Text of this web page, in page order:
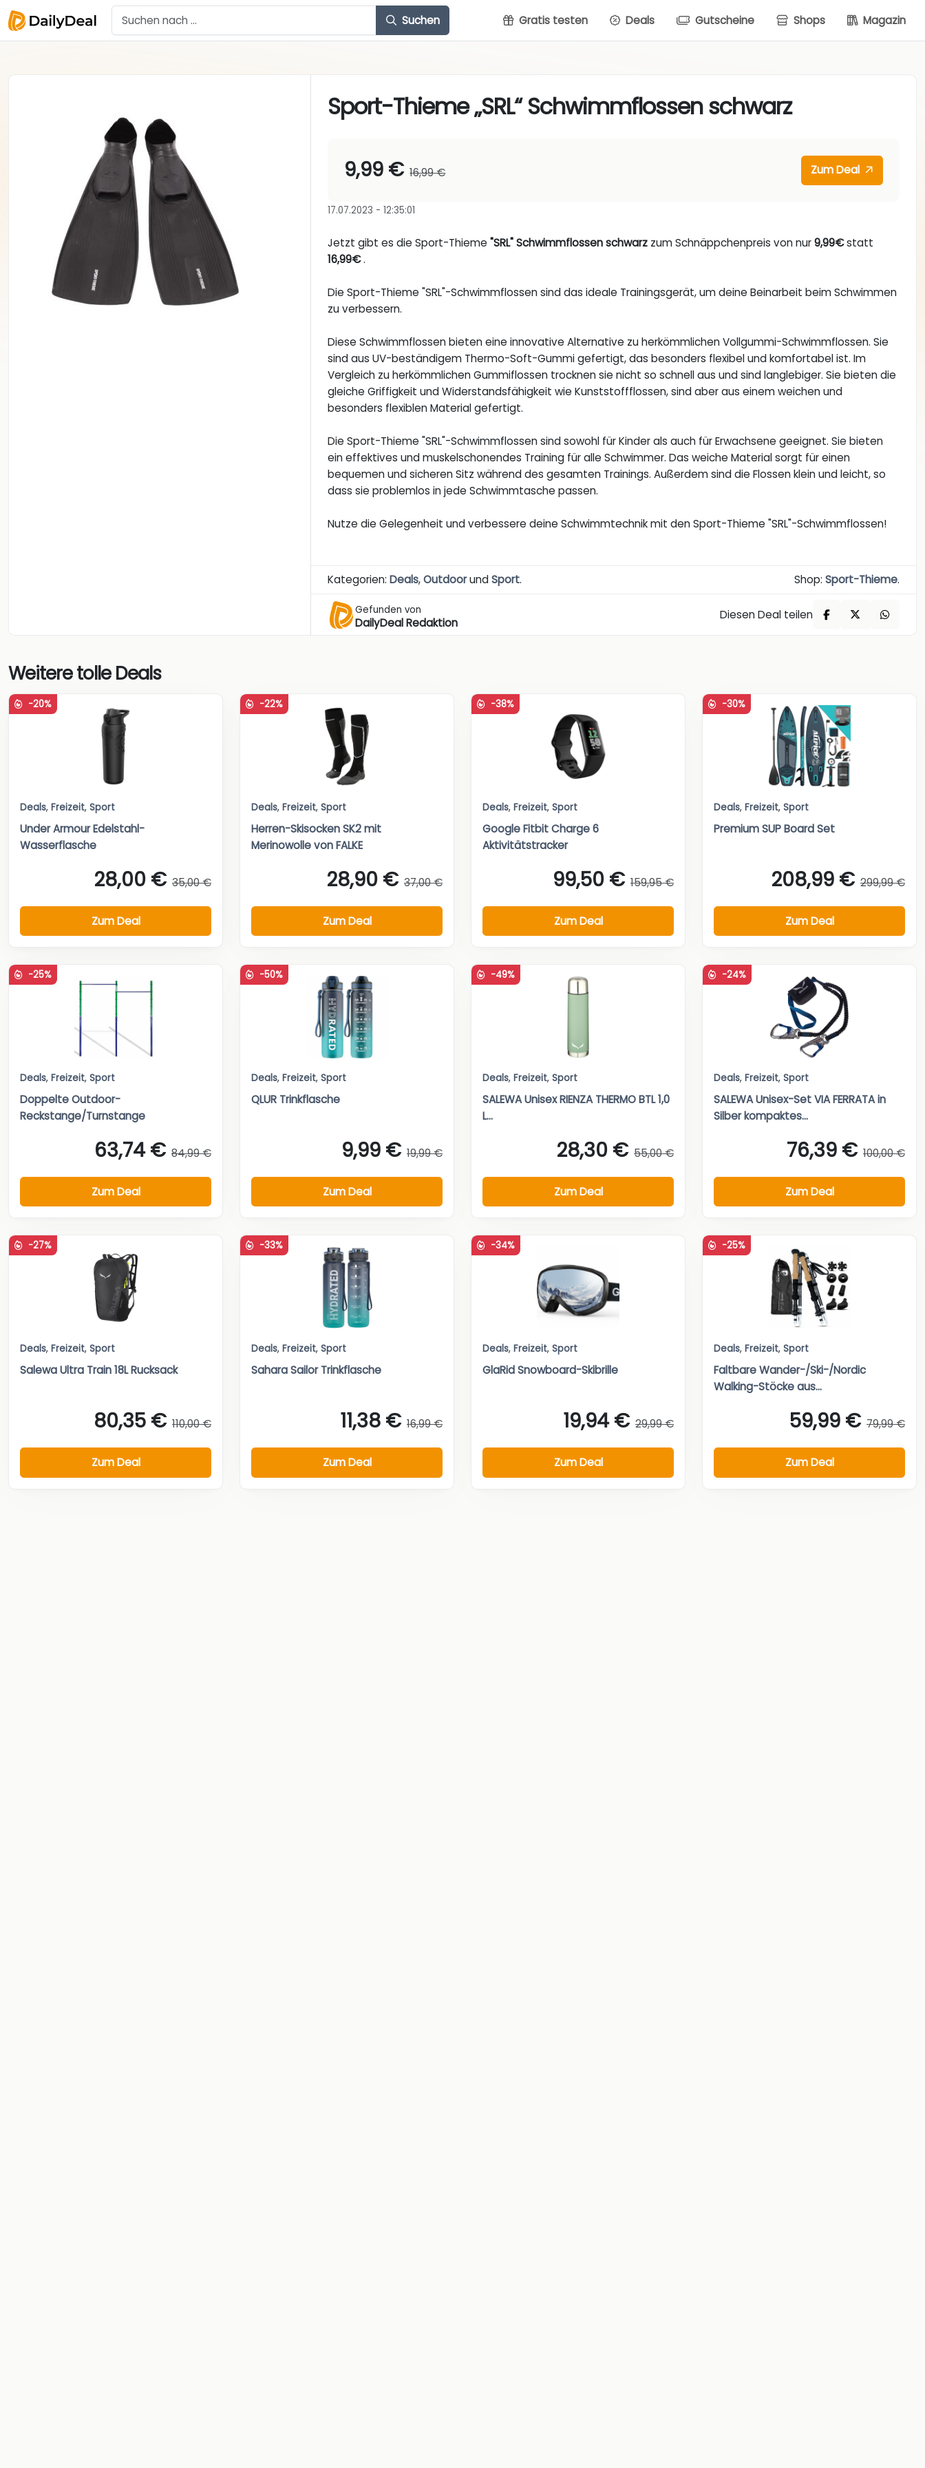
Suchen Gratis testen Deals Gutscheine Shops Magazin
Sport-Thieme „SRL“ Schwimmflossen schwarz
9,99 € 16,99 € Zum Deal
17.07.2023 - 12:35:01
Jetzt gibt es die Sport-Thieme"SRL" Schwimmflossen schwarz zum Schnäppchenpreis von nur9,99€statt
16,99€.
Die Sport-Thieme "SRL"-Schwimmflossen sind das ideale Trainingsgerät, um deine Beinarbeit beim Schwimmen
zu verbessern.
Diese Schwimmflossen bieten eine innovative Alternative zu herkömmlichen Vollgummi-Schwimmflossen. Sie
sind aus UV-beständigem Thermo-Soft-Gummi gefertigt, das besonders flexibel und komfortabel ist. Im
Vergleich zu herkömmlichen Gummiflossen trocknen sie nicht so schnell aus und sind langlebiger. Sie bieten die
gleiche Griffigkeit und Widerstandsfähigkeit wie Kunststoffflossen, sind aber aus einem weichen und
besonders flexiblen Material gefertigt.
Die Sport-Thieme "SRL"-Schwimmflossen sind sowohl für Kinder als auch für Erwachsene geeignet. Sie bieten
ein effektives und muskelschonendes Training für alle Schwimmer. Das weiche Material sorgt für einen
bequemen und sicheren Sitz während des gesamten Trainings. Außerdem sind die Flossen klein und leicht, so
dass sie problemlos in jede Schwimmtasche passen.
Nutze die Gelegenheit und verbessere deine Schwimmtechnik mit den Sport-Thieme "SRL"-Schwimmflossen!
Kategorien:Deals,OutdoorundSport. Shop: Sport-Thieme.
Gefunden von
DailyDeal Redaktion
Diesen Deal teilen
Weitere tolle Deals
-20%
Deals, Freizeit, Sport
Under Armour Edelstahl-
Wasserflasche
28,00 € 35,00 €
Zum Deal
-22%
Deals, Freizeit, Sport
Herren-Skisocken SK2 mit
Merinowolle von FALKE
28,90 € 37,00 €
Zum Deal
-38%
Deals, Freizeit, Sport
Google Fitbit Charge 6
Aktivitätstracker
99,50 € 159,95 €
Zum Deal
-30%
Deals, Freizeit, Sport
Premium SUP Board Set
208,99 € 299,99 €
Zum Deal
-25%
Deals, Freizeit, Sport
Doppelte Outdoor-
Reckstange/Turnstange
63,74 € 84,99 €
Zum Deal
-50%
Deals, Freizeit, Sport
QLUR Trinkflasche
9,99 € 19,99 €
Zum Deal
-49%
Deals, Freizeit, Sport
SALEWA Unisex RIENZA THERMO BTL 1,0
L...
28,30 € 55,00 €
Zum Deal
-24%
Deals, Freizeit, Sport
SALEWA Unisex-Set VIA FERRATA in
Silber kompaktes...
76,39 € 100,00 €
Zum Deal
-27%
Deals, Freizeit, Sport
Salewa Ultra Train 18L Rucksack
80,35 € 110,00 €
Zum Deal
-33%
Deals, Freizeit, Sport
Sahara Sailor Trinkflasche
11,38 € 16,99 €
Zum Deal
-34%
Deals, Freizeit, Sport
GlaRid Snowboard-Skibrille
19,94 € 29,99 €
Zum Deal
-25%
Deals, Freizeit, Sport
Faltbare Wander-/Ski-/Nordic
Walking-Stöcke aus...
59,99 € 79,99 €
Zum Deal